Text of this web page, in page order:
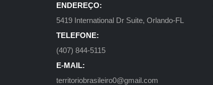
ENDEREÇO:
5419 International Dr Suite, Orlando-FL
TELEFONE:
(407) 844-5115
E-MAIL:
territoriobrasileiro0@gmail.com